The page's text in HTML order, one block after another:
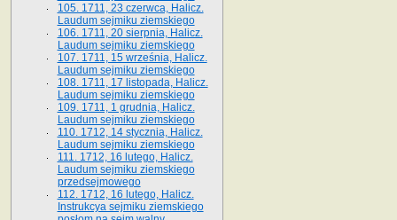
105. 1711, 23 czerwca, Halicz.
Laudum sejmiku ziemskiego
106. 1711, 20 sierpnia, Halicz.
Laudum sejmiku ziemskiego
107. 1711, 15 września, Halicz.
Laudum sejmiku ziemskiego
108. 1711, 17 listopada, Halicz.
Laudum sejmiku ziemskiego
109. 1711, 1 grudnia, Halicz.
Laudum sejmiku ziemskiego
110. 1712, 14 stycznia, Halicz.
Laudum sejmiku ziemskiego
111. 1712, 16 lutego, Halicz.
Laudum sejmiku ziemskiego
przedsejmowego
112. 1712, 16 lutego, Halicz.
Instrukcya sejmiku ziemskiego